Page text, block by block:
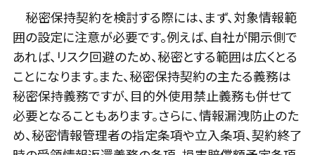
秘密保持契約を検討する際には、まず、対象情報範
囲の設定に注意が必要です。例えば、自社が開示側で
あれば、リスク回避のため、秘密とする範囲は広くとる
ことになります。また、秘密保持契約の主たる義務は
秘密保持義務ですが、目的外使用禁止義務も併せて
必要となることもあります。さらに、情報漏洩防止のた
め、秘密情報管理者の指定条項や立入条項、契約終了